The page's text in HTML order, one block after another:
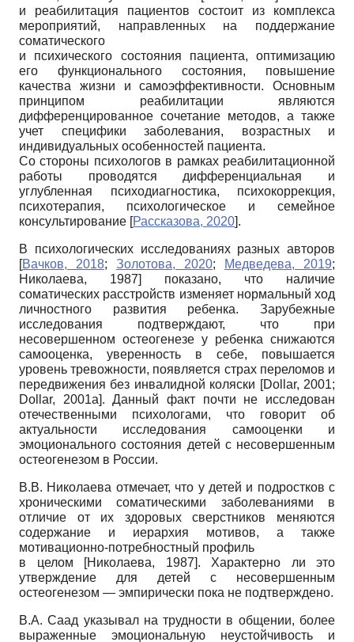
и реабилитация пациентов состоит из комплекса
мероприятий, направленных на поддержание
соматического
и психического состояния пациента, оптимизацию
его функционального состояния, повышение
качества жизни и самоэффективности. Основным
принципом реабилитации являются
дифференцированное сочетание методов, а также
учет специфики заболевания, возрастных и
индивидуальных особенностей пациента.
Со стороны психологов в рамках реабилитационной
работы проводятся дифференциальная и
углубленная психодиагностика, психокоррекция,
психотерапия, психологическое и семейное
консультирование [Рассказова, 2020].
В психологических исследованиях разных авторов
[Вачков, 2018; Золотова, 2020; Медведева, 2019;
Николаева, 1987]
показано, что наличие
соматических расстройств изменяет нормальный ход
личностного развития ребенка. Зарубежные
исследования подтверждают, что при
несовершенном остеогенезе у ребенка снижаются
самооценка, уверенность в себе, повышается
уровень тревожности, появляется страх переломов и
передвижения без инвалидной коляски [Dollar, 2001;
Dollar, 2001а]. Данный факт почти не исследован
отечественными психологами, что говорит об
актуальности исследования самооценки и
эмоционального состояния детей с несовершенным
остеогенезом в России.
В.В. Николаева отмечает, что у детей и подростков с
хроническими соматическими заболеваниями в
отличие от их здоровых сверстников меняются
содержание и иерархия мотивов, а также
мотивационно-потребностный профиль
в целом
[Николаева, 1987]. Характерно ли это
утверждение для детей с несовершенным
остеогенезом — эмпирически пока не подтверждено.
В.А. Саад указывал на трудности в общении, более
выраженные эмоциональную неустойчивость и